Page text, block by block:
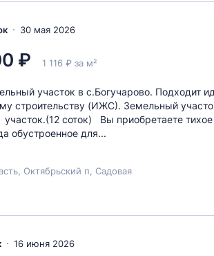
30 мая 2026
₽ 1 116 ₽ за м²
участок в с.Богучарово. Подходит
строительству (ИЖС). Земельный
соток) Вы приобретаете тихое
обустроенное для...
Октябрьский п, Садовая
16 июня 2026